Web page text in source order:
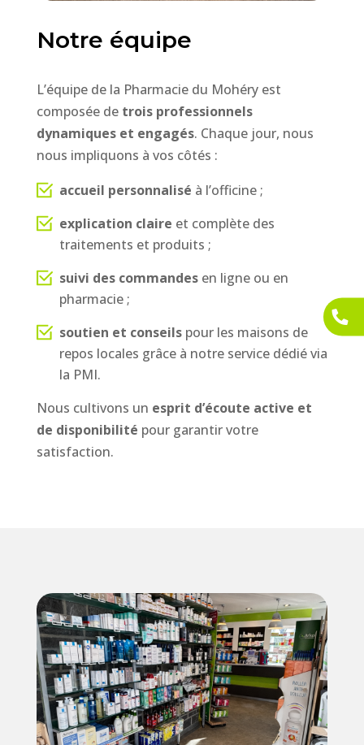
Notre équipe
L’équipe de la Pharmacie du Mohéry est
composée de trois professionnels
dynamiques et engagés. Chaque jour, nous
nous impliquons à vos côtés :
accueil personnalisé à l’officine ;
explication claire et complète des
traitements et produits ;
suivi des commandesen ligne ou en
pharmacie ;
soutien et conseilspour les maisons de
repos locales grâce à notre service dédié via
la PMI.
Nous cultivons un esprit d’écoute active et
de disponibilité pour garantir votre
satisfaction.